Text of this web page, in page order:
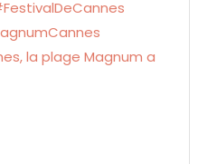
la plage Magnum a